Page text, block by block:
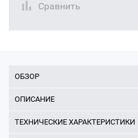
Сравнить
ОБЗОР
ОПИСАНИЕ
ТЕХНИЧЕСКИЕ ХАРАКТЕРИСТИКИ